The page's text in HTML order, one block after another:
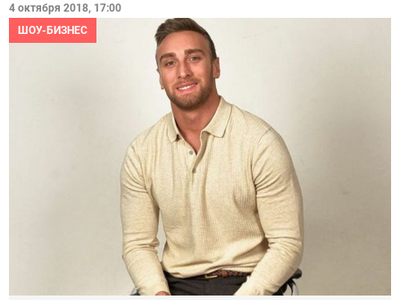
4 октября 2018, 17:00
ШОУ-БИЗНЕС